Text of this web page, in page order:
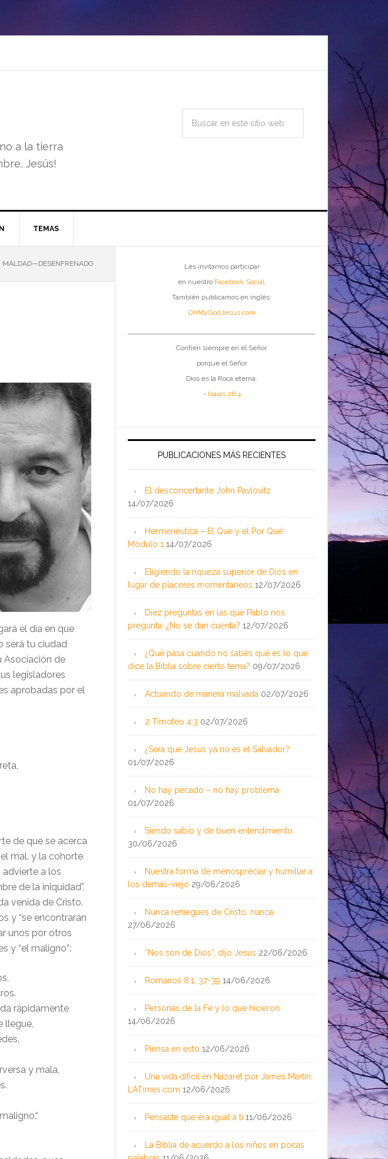
a la tierra
Jesús!
TEMAS
MALDAD—DESENFRENADO
el día en que
será tu ciudad
Asociación de
legisladores
aprobadas por el
de que se acerca
mal, y la cohorte
advierte a los
de la iniquidad”,
venida de Cristo.
y “se encontrarán
unos por otros
y “el maligno”:
rápidamente
llegue,
y mala,
“
Les invitamos participar
en nuestro Facebook Social.
También publicamos en inglés:
OhMyGodJesus.com
Confíen siempre en el Señor,
porque el Señor
Dios es la Roca eterna.
- Isaías 26:4
PUBLICACIONES MÁS RECIENTES
El desconcertante John Pavlovitz
14/07/2026
Hermenéutica – El Qué y el Por Qué:
Módulo 1 14/07/2026
Eligiendo la riqueza superior de Dios en
lugar de placeres momentáneos 12/07/2026
Diez preguntas en las que Pablo nos
pregunta: ¿No se dan cuenta? 12/07/2026
¿Qué pasa cuando no sabes qué es lo que
dice la Biblia sobre cierto tema? 09/07/2026
Actuando de manera malvada 02/07/2026
2 Timoteo 4:3 02/07/2026
¿Será que Jesús ya no es el Salvador?
01/07/2026
No hay pecado – no hay problema
01/07/2026
Siendo sabio y de buen entendimiento
30/06/2026
Nuestra forma de menospreciar y humillar a
los demás-viejo 29/06/2026
Nunca reniegues de Cristo, nunca
27/06/2026
“Nos son de Dios”, dijo Jesús 22/06/2026
Romanos 8:1, 37-39 14/06/2026
Personas de la Fe y lo que hicieron
14/06/2026
Piensa en esto 12/06/2026
Una vida difícil en Nazaret por James Martin;
LATimes.com 12/06/2026
Pensaste que era igual a ti 11/06/2026
La Biblia de acuerdo a los niños en pocas